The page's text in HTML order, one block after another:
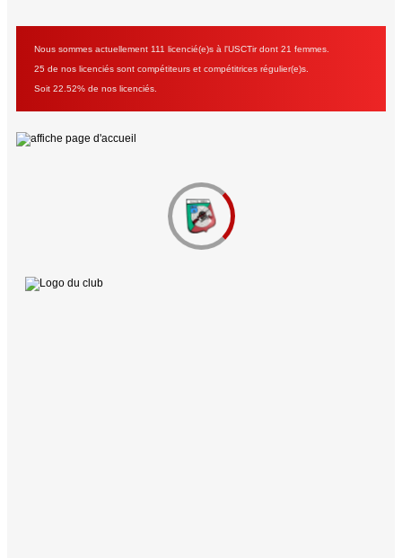
Nous sommes actuellement 111 licencié(e)s à l'USCTir dont 21 femmes.
25 de nos licenciés sont compétiteurs et compétitrices régulier(e)s.
Soit 22.52% de nos licenciés.